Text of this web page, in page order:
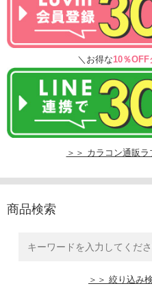
＼お得な10％OFF
＞＞ カラコン通販
商品検索
＞＞ 絞り込み